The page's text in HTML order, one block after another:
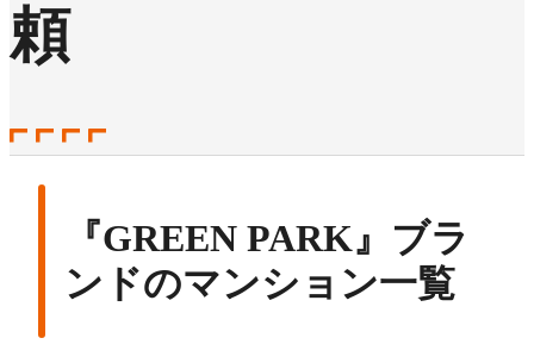
頼
『GREEN PARK』ブラ
ンドのマンション一覧